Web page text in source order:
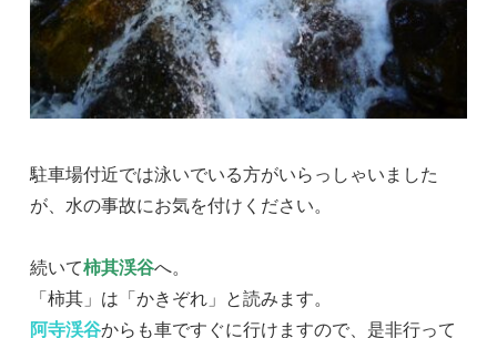
駐車場付近では泳いでいる方がいらっしゃいました
が、水の事故にお気を付けください。
続いて柿其渓谷へ。
「柿其」は「かきぞれ」と読みます。
阿寺渓谷からも車ですぐに行けますので、是非行って